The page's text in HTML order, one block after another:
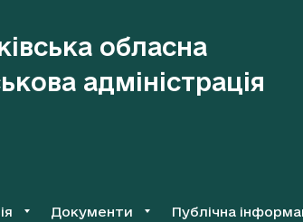
обласна
адміністрація
Документи Публічна